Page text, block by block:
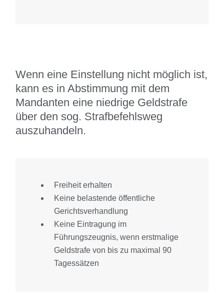
Wenn eine Einstellung nicht möglich ist,
kann es in Abstimmung mit dem
Mandanten eine niedrige Geldstrafe
über den sog. Strafbefehlsweg
auszuhandeln.
Freiheit erhalten
Keine belastende öffentliche
Gerichtsverhandlung
Keine Eintragung im
Führungszeugnis, wenn erstmalige
Geldstrafe von bis zu maximal 90
Tagessätzen